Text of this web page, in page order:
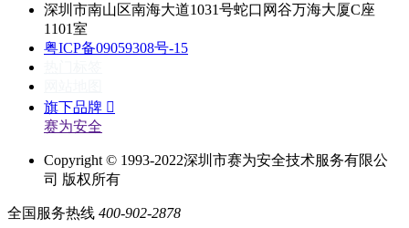
深圳市南山区南海大道1031号蛇口网谷万海大厦C座
1101室
粤ICP备09059308号-15
旗下品牌 
赛为安全
Copyright © 1993-2022深圳市赛为安全技术服务有限公
司 版权所有
全国服务热线 400-902-2878